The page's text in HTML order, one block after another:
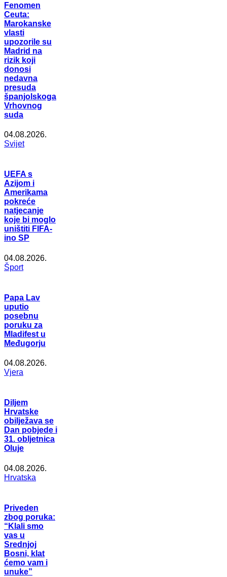
Fenomen
Ceuta:
Marokanske
vlasti
upozorile su
Madrid na
rizik koji
donosi
nedavna
presuda
španjolskoga
Vrhovnog
suda
04.08.2026.
Svijet
UEFA s
Azijom i
Amerikama
pokreće
natjecanje
koje bi moglo
uništiti FIFA-
ino SP
04.08.2026.
Šport
Papa Lav
uputio
posebnu
poruku za
Mladifest u
Međugorju
04.08.2026.
Vjera
Diljem
Hrvatske
obilježava se
Dan pobjede i
31. obljetnica
Oluje
04.08.2026.
Hrvatska
Priveden
zbog poruka:
“Klali smo
vas u
Srednjoj
Bosni, klat
ćemo vam i
unuke”